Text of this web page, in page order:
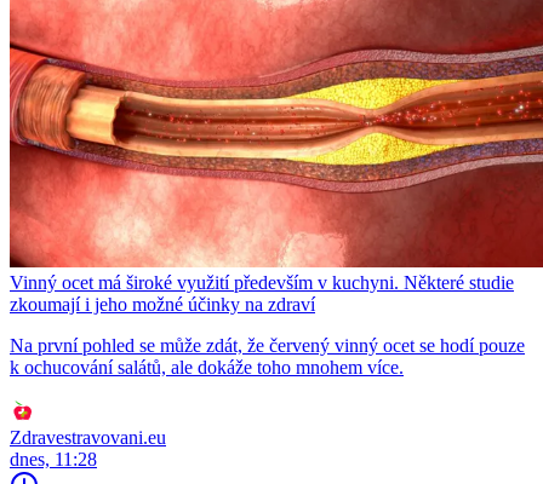
Vinný ocet má široké využití především v kuchyni. Některé studie
zkoumají i jeho možné účinky na zdraví
Na první pohled se může zdát, že červený vinný ocet se hodí pouze
k ochucování salátů, ale dokáže toho mnohem více.
Zdravestravovani.eu
dnes, 11:28